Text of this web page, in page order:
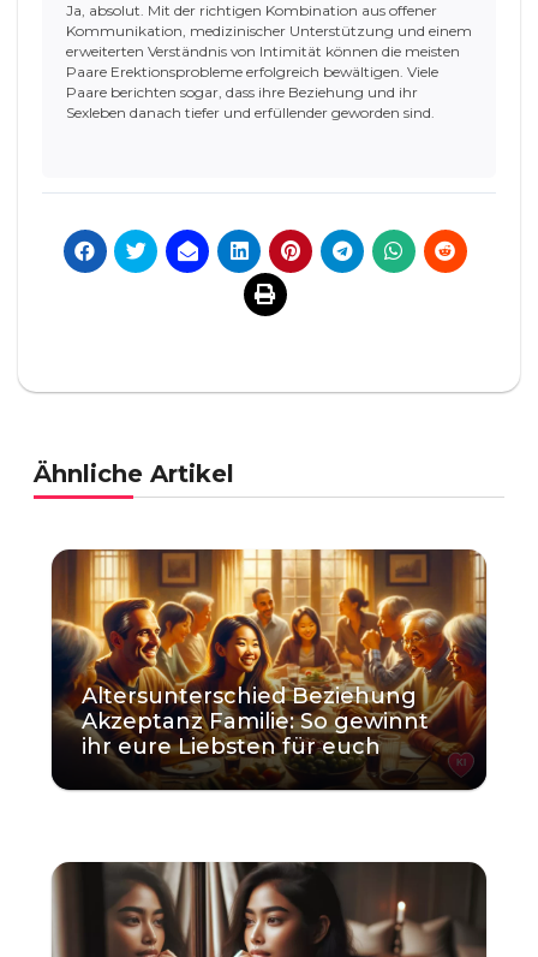
Ja, absolut. Mit der richtigen Kombination aus offener
Kommunikation, medizinischer Unterstützung und einem
erweiterten Verständnis von Intimität können die meisten
Paare Erektionsprobleme erfolgreich bewältigen. Viele
Paare berichten sogar, dass ihre Beziehung und ihr
Sexleben danach tiefer und erfüllender geworden sind.
Ähnliche Artikel
Altersunterschied Beziehung
Akzeptanz Familie: So gewinnt
ihr eure Liebsten für euch
KI